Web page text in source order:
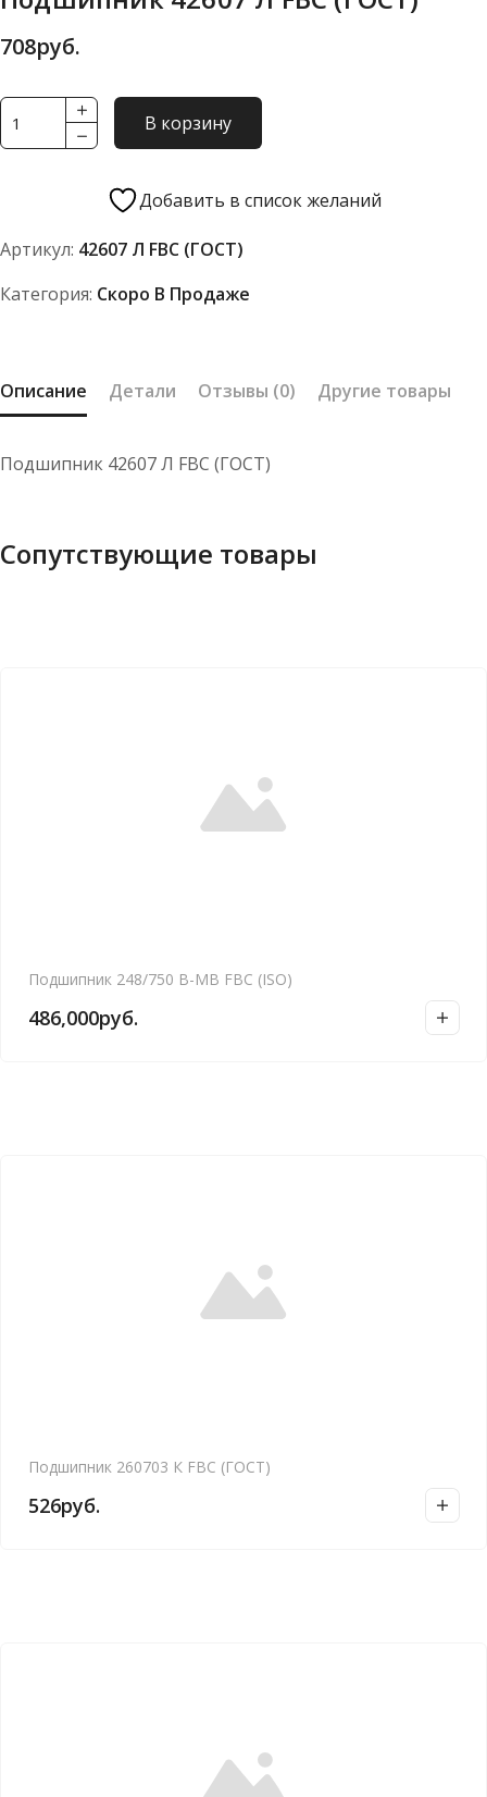
708руб.
Количество
товара
FBC
В корзину
Добавить в список желаний
Артикул: 42607 Л FBC (ГОСТ)
Категория: Скоро В Продаже
Описание Детали Отзывы (0) Другие товары
Подшипник 42607 Л FBC (ГОСТ)
Сопутствующие товары
Подшипник 248/750 B-MB FBC (ISO)
486,000руб.
Подшипник 260703 К FBC (ГОСТ)
526руб.